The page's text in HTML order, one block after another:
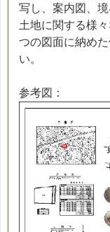
写し、案内図、
土地に関する様
つの図面に納め
い。
参考図：